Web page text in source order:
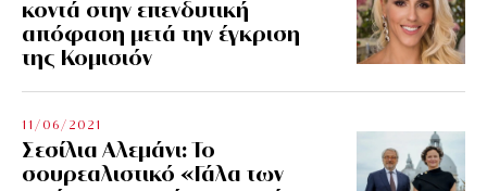
κοντά στην επενδυτική
απόφαση μετά την έγκριση
της Κομισιόν
11/06/2021
Σεσίλια Αλεμάνι: Το
σουρεαλιστικό «Γάλα των